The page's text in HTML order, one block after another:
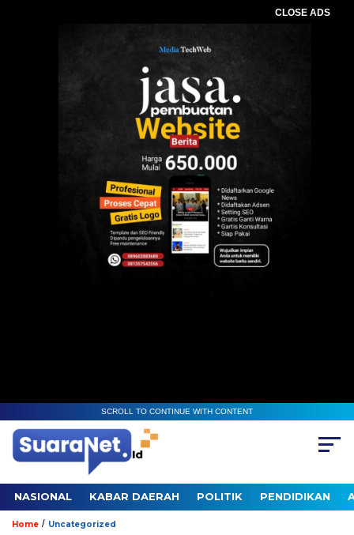
CLOSE ADS
SCROLL TO CONTINUE WITH CONTENT
NASIONAL KABAR DAERAH POLITIK PENDIDIKAN
Home / Uncategorized